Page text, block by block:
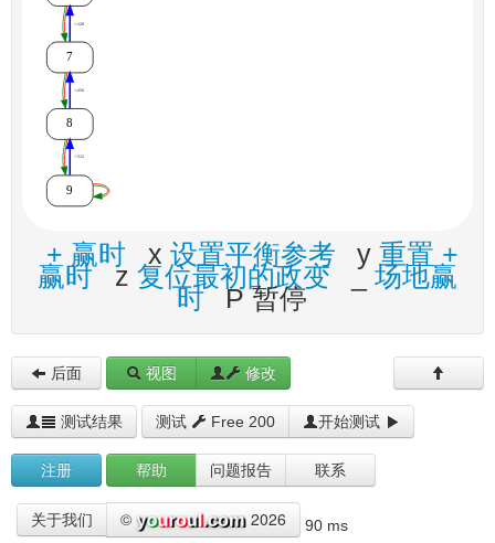
+ 赢时 x 设置平衡参考 y重置 +
赢时 z 复位最初的政变 _场地赢
时 P 暂停
后面 视图 修改
测试结果 测试 Free 200 开始测试
注册 帮助 问题报告 联系
关于我们 © 2026 90 ms